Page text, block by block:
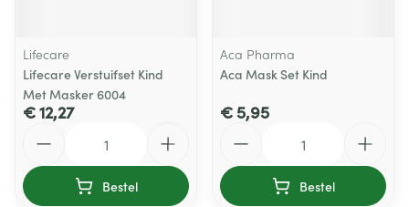
Lifecare
Lifecare Verstuifset Kind
Met Masker 6004
€ 12,27
Bestel
Aca Pharma
Aca Mask Set Kind
€ 5,95
Bestel